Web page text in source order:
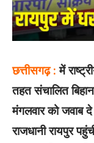
छत्तीसगढ़ : में
तहत संचालित
मंगलवार को
राजधानी रायपुर